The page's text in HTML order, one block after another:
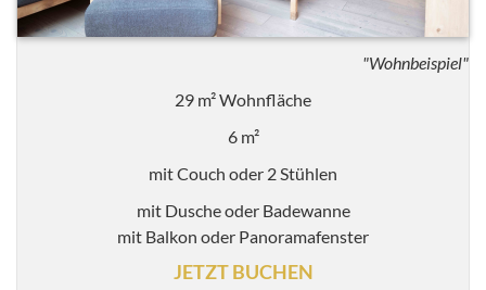
"Wohnbeispiel"
29 m² Wohnfläche
6 m²
mit Couch oder 2 Stühlen
mit Dusche oder Badewanne
mit Balkon oder Panoramafenster
JETZT BUCHEN